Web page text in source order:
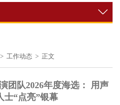
> 工作动态 > 正文
团队2026年度海选： 用声
士“点亮”银幕